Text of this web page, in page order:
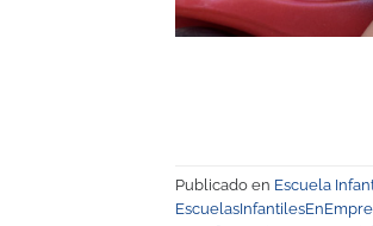
Publicado en Escuela